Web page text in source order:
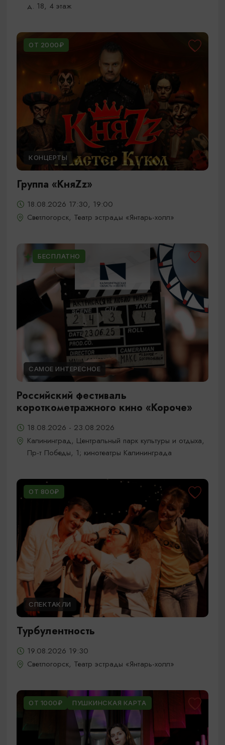
д. 18, 4 этаж
ОТ 2000₽
КОНЦЕРТЫ
Группа «КняZz»
18.08.2026 17:30, 19:00
Светлогорск, Театр эстрады «Янтарь-холл»
БЕСПЛАТНО
САМОЕ ИНТЕРЕСНОЕ
Российский фестиваль
короткометражного кино «Короче»
18.08.2026 - 23.08.2026
Калининград, Центральный парк культуры и отдыха,
Пр-т Победы, 1; кинотеатры Калининграда
ОТ 800₽
СПЕКТАКЛИ
Турбулентность
19.08.2026 19:30
Светлогорск, Театр эстрады «Янтарь-холл»
ОТ 1000₽ ПУШКИНСКАЯ КАРТА